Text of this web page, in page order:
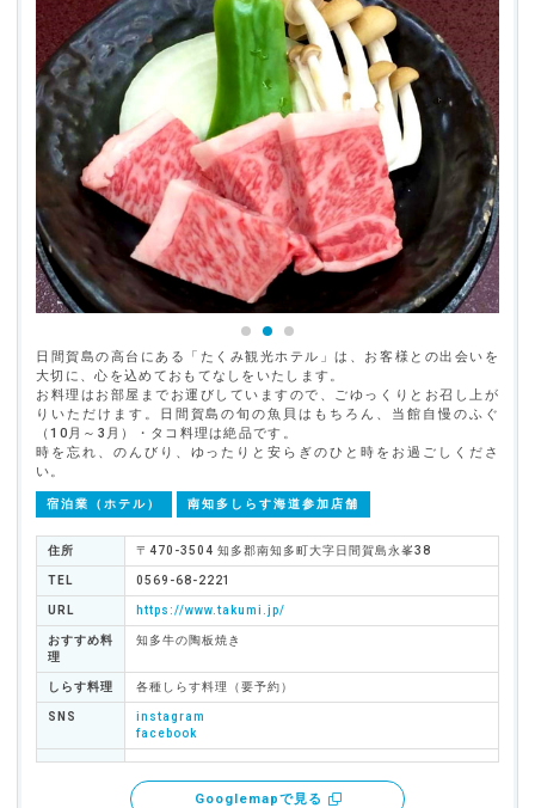
日間賀島の高台にある「たくみ観光ホテル」は、お客様との出会いを
大切に、心を込めておもてなしをいたします。
お料理はお部屋までお運びしていますので、ごゆっくりとお召し上が
りいただけます。日間賀島の旬の魚貝はもちろん、当館自慢のふぐ
（10月～3月）・タコ料理は絶品です。
時を忘れ、のんびり、ゆったりと安らぎのひと時をお過ごしくださ
い。
宿泊業（ホテル） 南知多しらす海道参加店舗
住所 〒470-3504 知多郡南知多町大字日間賀島永峯38
TEL 0569-68-2221
URL https://www.takumi.jp/
おすすめ料
理
知多牛の陶板焼き
しらす料理 各種しらす料理（要予約）
SNS
instagram
facebook
Googlemapで見る